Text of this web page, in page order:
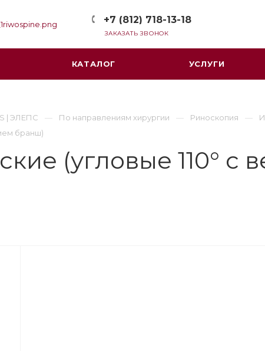
+7 (812) 718-13-18
ЗАКАЗАТЬ ЗВОНОК
КАТАЛОГ УСЛУГИ
| ЭЛЕПС По направлениям хирургии Риноскопия
бранш)
(угловые 110° с